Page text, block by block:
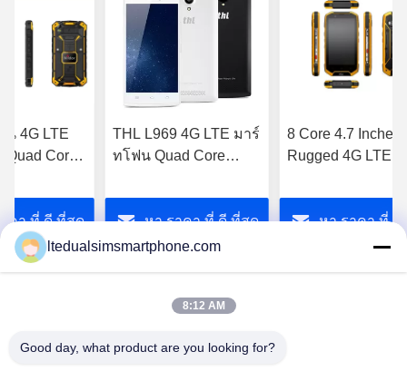
4G LTE
Core
ทาน NFC5
าร์ทโฟน
1.5GHz
คา ที่ ดี ที่สุด
THL L969 4G LTE มาร์
ทโฟน Quad Core
RAM 8GB + รอม 854 *
480 IPS 2700MAHTHL
L969 มาร์ทโฟน 4G
หา ราคา ที่ ดี ที่สุด
8 Core 4.7 Inches
Rugged 4G LTE
resistance
หา ราคา ที่ ดี
China Android Phone Online Marketplace
ltedualsimsmartphone.com
8:12 AM
Good day, what product are you looking for?